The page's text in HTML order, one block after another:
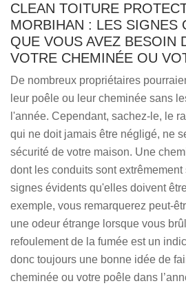
CLEAN TOITURE
MORBIHAN : LES SIGNES
QUE VOUS AVEZ BESOIN
VOTRE CHEMINÉE OU
De nombreux propriétaires
leur poêle ou leur cheminée sans
l'année. Cependant, sachez-le, le
qui ne doit jamais être négligé, ne
sécurité de votre maison. Une
dont les conduits sont
signes évidents qu'elles doivent
exemple, vous remarquerez peut-
une odeur étrange lorsque vous
refoulement de la fumée est un
donc toujours une bonne idée de
cheminée ou votre poêle dans